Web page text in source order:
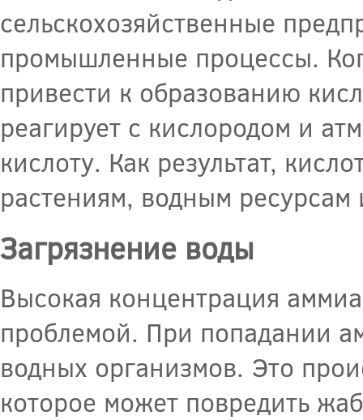
сельскохозяйственные
промышленные процессы.
привести к образованию
реагирует с кислородом и
кислоту. Как результат,
растениям, водным
Загрязнение воды
Высокая концентрация
проблемой. При попадании
водных организмов. Это
которое может повредить